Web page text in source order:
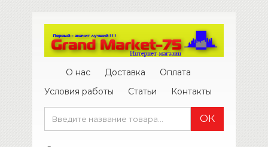
О нас Доставка
Оплата
Условия работы
Статьи Контакты